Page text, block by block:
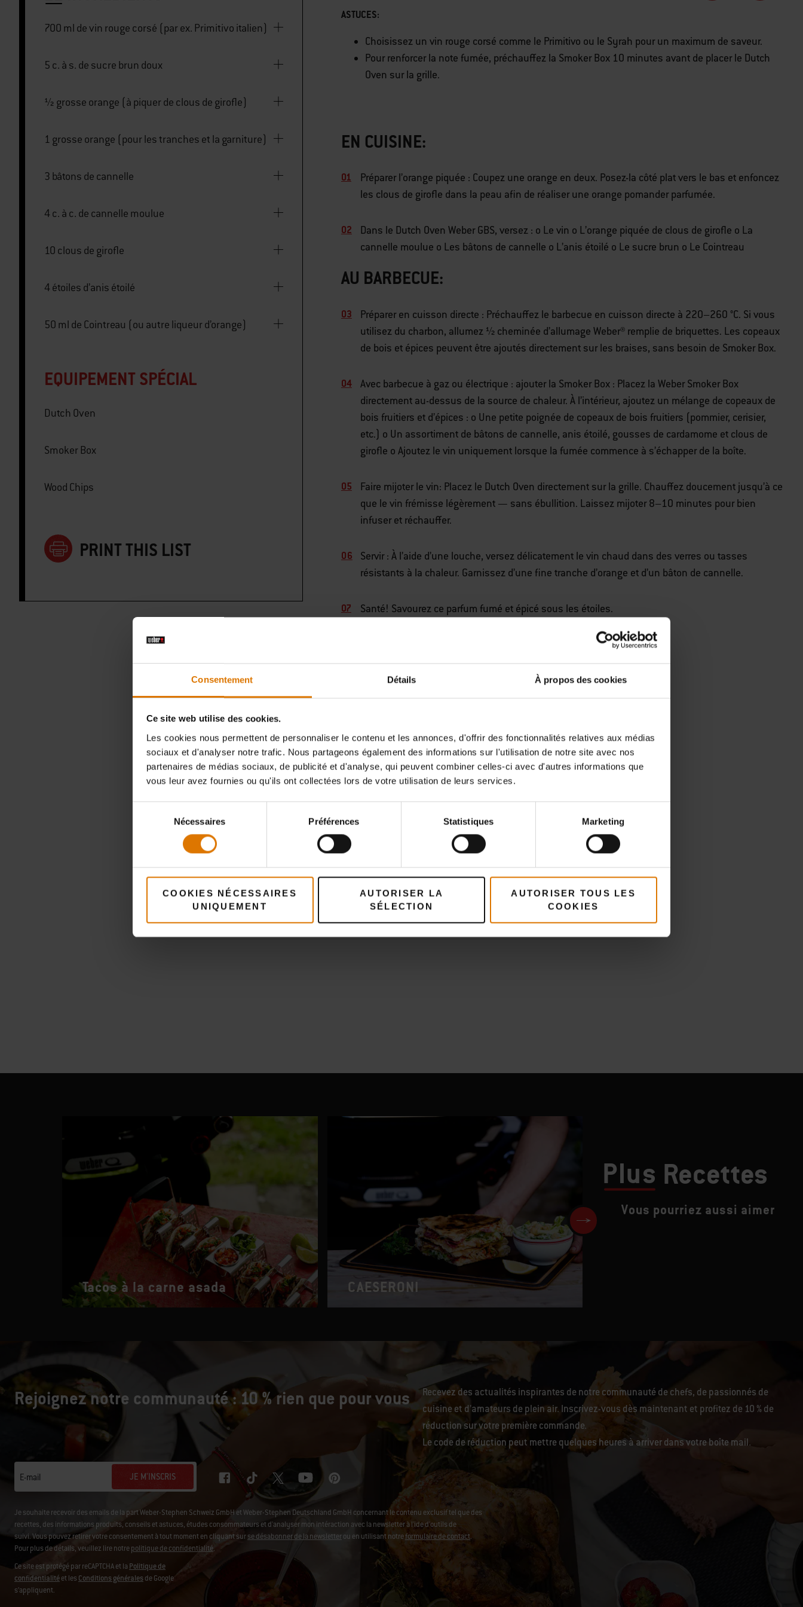
Consentement Détails À propos des cookies
Ce site web utilise des cookies.
Les cookies nous permettent de personnaliser le contenu et les annonces, d'offrir des fonctionnalités relatives aux médias
sociaux et d'analyser notre trafic. Nous partageons également des informations sur l'utilisation de notre site avec nos
partenaires de médias sociaux, de publicité et d'analyse, qui peuvent combiner celles-ci avec d'autres informations que
vous leur avez fournies ou qu'ils ont collectées lors de votre utilisation de leurs services.
consentement
Nécessaires Préférences Statistiques Marketing
COOKIES NÉCESSAIRES
UNIQUEMENT
AUTORISER LA
SÉLECTION
AUTORISER TOUS LES
COOKIES
700 ml de vin rouge corsé (par ex. Primitivo italien)
5 c. à s. de sucre brun doux
½ grosse orange (à piquer de clous de girofle)
1 grosse orange (pour les tranches et la garniture)
3 bâtons de cannelle
4 c. à c. de cannelle moulue
10 clous de girofle
4 étoiles d’anis étoilé
50 ml de Cointreau (ou autre liqueur d’orange)
EQUIPEMENT SPÉCIAL
Dutch Oven
Smoker Box
Wood Chips
PRINT THIS LIST
ASTUCES:
Choisissez un vin rouge corsé comme le Primitivo ou le Syrah pour un maximum de saveur.
Pour renforcer la note fumée, préchauffez la Smoker Box 10 minutes avant de placer le Dutch
Oven sur la grille.
EN CUISINE:
Préparer l’orange piquée : Coupez une orange en deux. Posez-la côté plat vers le bas et enfoncez
les clous de girofle dans la peau afin de réaliser une orange pomander parfumée.
Dans le Dutch Oven Weber GBS, versez : o Le vin o L’orange piquée de clous de girofle o La
cannelle moulue o Les bâtons de cannelle o L’anis étoilé o Le sucre brun o Le Cointreau
AU BARBECUE:
Préparer en cuisson directe : Préchauffez le barbecue en cuisson directe à 220–260 °C. Si vous
utilisez du charbon, allumez ½ cheminée d’allumage Weber® remplie de briquettes. Les copeaux
de bois et épices peuvent être ajoutés directement sur les braises, sans besoin de Smoker Box.
Avec barbecue à gaz ou électrique : ajouter la Smoker Box : Placez la Weber Smoker Box
directement au-dessus de la source de chaleur. À l’intérieur, ajoutez un mélange de copeaux de
bois fruitiers et d’épices : o Une petite poignée de copeaux de bois fruitiers (pommier, cerisier,
etc.) o Un assortiment de bâtons de cannelle, anis étoilé, gousses de cardamome et clous de
girofle o Ajoutez le vin uniquement lorsque la fumée commence à s’échapper de la boîte.
Faire mijoter le vin: Placez le Dutch Oven directement sur la grille. Chauffez doucement jusqu’à ce
que le vin frémisse légèrement — sans ébullition. Laissez mijoter 8–10 minutes pour bien
infuser et réchauffer.
Servir : À l’aide d’une louche, versez délicatement le vin chaud dans des verres ou tasses
résistants à la chaleur. Garnissez d’une fine tranche d’orange et d’un bâton de cannelle.
Santé! Savourez ce parfum fumé et épicé sous les étoiles.
Préparons-nous
Accessoires recommandés
Plus Recettes
Vous pourriez aussi aimer
Tacos à la carne asada CAESERONI
Rejoignez notre communauté : 10 % rien que pour vous
Recevez des actualités inspirantes de notre communauté de chefs, de passionnés de
cuisine et d’amateurs de plein air. Inscrivez-vous dès maintenant et profitez de 10 % de
réduction sur votre première commande.
Le code de réduction peut mettre quelques heures à arriver dans votre boîte mail.
E-mail JE M'INSCRIS
Je souhaite recevoir des emails de la part Weber-Stephen Schweiz GmbH et Weber-Stephen Deutschland GmbH concernant le contenu exclusif tel que des
recettes, des informations produits, conseils et astuces, études consommateurs et d'analyser mon intéraction avec la newsletter à l'ide d'outils de
suivi. Vous pouvez retirer votre consentement à tout moment en cliquant surse désabonner de la newsletterou en utilisant notreformulaire de contact.
Pour plus de détails, veuillez lire notrepolitique de confidentialité.
Ce site est protégé par reCAPTCHA et la Politique de
confidentialitéet les Conditions généralesde Google
s’appliquent.